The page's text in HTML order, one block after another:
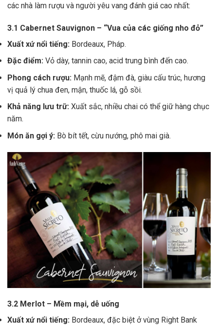
các nhà làm rượu và người yêu vang đánh giá cao nhất:
3.1 Cabernet Sauvignon – “Vua của các giống nho đỏ”
Xuất xứ nổi tiếng: Bordeaux, Pháp.
Đặc điểm: Vỏ dày, tannin cao, acid trung bình đến cao.
Phong cách rượu: Mạnh mẽ, đậm đà, giàu cấu trúc, hương
vị quả lý chua đen, mận, thuốc lá, gỗ sồi.
Khả năng lưu trữ: Xuất sắc, nhiều chai có thể giữ hàng chục
năm.
Món ăn gợi ý: Bò bít tết, cừu nướng, phô mai già.
3.2 Merlot – Mềm mại, dễ uống
Xuất xứ nổi tiếng: Bordeaux, đặc biệt ở vùng Right Bank